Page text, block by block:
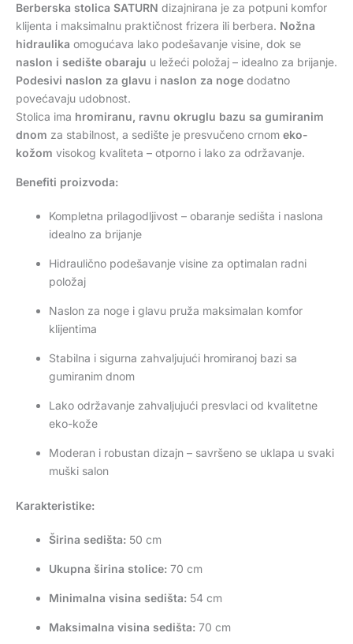
Berberska stolica SATURN dizajnirana je za potpuni komfor
klijenta i maksimalnu praktičnost frizera ili berbera. Nožna
hidraulika omogućava lako podešavanje visine, dok se
naslon i sedište obaraju u ležeći položaj – idealno za brijanje.
Podesivi naslon za glavu i naslon za noge dodatno
povećavaju udobnost.
Stolica ima hromiranu, ravnu okruglu bazu sa gumiranim
dnom za stabilnost, a sedište je presvučeno crnom eko-
kožom visokog kvaliteta – otporno i lako za održavanje.
Benefiti proizvoda:
Kompletna prilagodljivost – obaranje sedišta i naslona
idealno za brijanje
Hidraulično podešavanje visine za optimalan radni
položaj
Naslon za noge i glavu pruža maksimalan komfor
klijentima
Stabilna i sigurna zahvaljujući hromiranoj bazi sa
gumiranim dnom
Lako održavanje zahvaljujući presvlaci od kvalitetne
eko-kože
Moderan i robustan dizajn – savršeno se uklapa u svaki
muški salon
Karakteristike:
Širina sedišta: 50 cm
Ukupna širina stolice: 70 cm
Minimalna visina sedišta: 54 cm
Maksimalna visina sedišta: 70 cm